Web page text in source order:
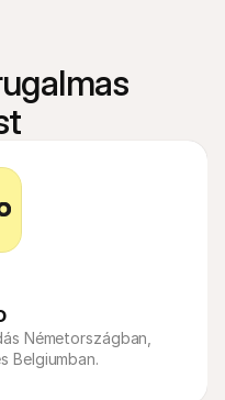
Németországban,
Belgiumban.